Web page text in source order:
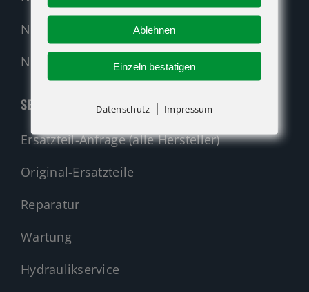
Neumaschinen Merlo
Nehmen Sie Kontakt auf!
SERVICE
Ersatzteil-Anfrage (alle Hersteller)
Original-Ersatzteile
Reparatur
Wartung
Hydraulikservice
Ablehnen
Einzeln bestätigen
Datenschutz | Impressum